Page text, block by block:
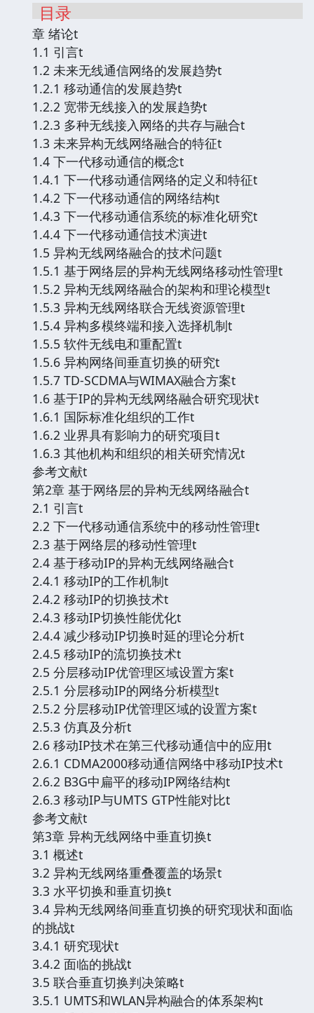
目录
章 绪论t
1.1 引言t
1.2 未来无线通信网络的发展趋势t
1.2.1 移动通信的发展趋势t
1.2.2 宽带无线接入的发展趋势t
1.2.3 多种无线接入网络的共存与融合t
1.3 未来异构无线网络融合的特征t
1.4 下一代移动通信的概念t
1.4.1 下一代移动通信网络的定义和特征t
1.4.2 下一代移动通信的网络结构t
1.4.3 下一代移动通信系统的标准化研究t
1.4.4 下一代移动通信技术演进t
1.5 异构无线网络融合的技术问题t
1.5.1 基于网络层的异构无线网络移动性管理t
1.5.2 异构无线网络融合的架构和理论模型t
1.5.3 异构无线网络联合无线资源管理t
1.5.4 异构多模终端和接入选择机制t
1.5.5 软件无线电和重配置t
1.5.6 异构网络间垂直切换的研究t
1.5.7 TD-SCDMA与WIMAX融合方案t
1.6 基于IP的异构无线网络融合研究现状t
1.6.1 国际标准化组织的工作t
1.6.2 业界具有影响力的研究项目t
1.6.3 其他机构和组织的相关研究情况t
参考文献t
第2章 基于网络层的异构无线网络融合t
2.1 引言t
2.2 下一代移动通信系统中的移动性管理t
2.3 基于网络层的移动性管理t
2.4 基于移动IP的异构无线网络融合t
2.4.1 移动IP的工作机制t
2.4.2 移动IP的切换技术t
2.4.3 移动IP切换性能优化t
2.4.4 减少移动IP切换时延的理论分析t
2.4.5 移动IP的流切换技术t
2.5 分层移动IP优管理区域设置方案t
2.5.1 分层移动IP的网络分析模型t
2.5.2 分层移动IP优管理区域的设置方案t
2.5.3 仿真及分析t
2.6 移动IP技术在第三代移动通信中的应用t
2.6.1 CDMA2000移动通信网络中移动IP技术t
2.6.2 B3G中扁平的移动IP网络结构t
2.6.3 移动IP与UMTS GTP性能对比t
参考文献t
第3章 异构无线网络中垂直切换t
3.1 概述t
3.2 异构无线网络重叠覆盖的场景t
3.3 水平切换和垂直切换t
3.4 异构无线网络间垂直切换的研究现状和面临
的挑战t
3.4.1 研究现状t
3.4.2 面临的挑战t
3.5 联合垂直切换判决策略t
3.5.1 UMTS和WLAN异构融合的体系架构t